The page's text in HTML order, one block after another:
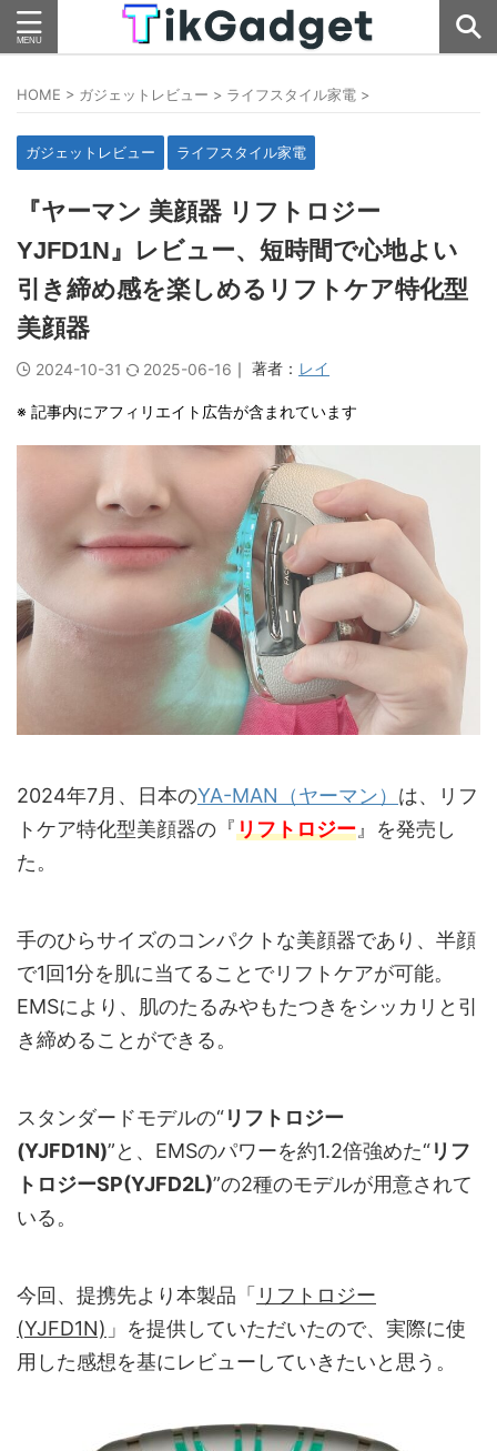
HOME > ガジェットレビュー > ライフスタイル家電 >
ガジェットレビュー ライフスタイル家電
『ヤーマン 美顔器 リフトロジー
YJFD1N』レビュー、短時間で心地よい
引き締め感を楽しめるリフトケア特化型
美顔器
2024-10-31 2025-06-16 ｜ 著者： レイ
※ 記事内にアフィリエイト広告が含まれています
2024年7月、日本のYA-MAN（ヤーマン） は、リフ
トケア特化型美顔器の『リフトロジー』を発売し
た。
手のひらサイズのコンパクトな美顔器であり、半顔
で1回1分を肌に当てることでリフトケアが可能。
EMSにより、肌のたるみやもたつきをシッカリと引
き締めることができる。
スタンダードモデルの“リフトロジー
(YJFD1N)”と、EMSのパワーを約1.2倍強めた“リフ
トロジーSP(YJFD2L)”の2種のモデルが用意されて
いる。
今回、提携先より本製品「 リフトロジー
(YJFD1N) 」を提供していただいたので、実際に使
用した感想を基にレビューしていきたいと思う。